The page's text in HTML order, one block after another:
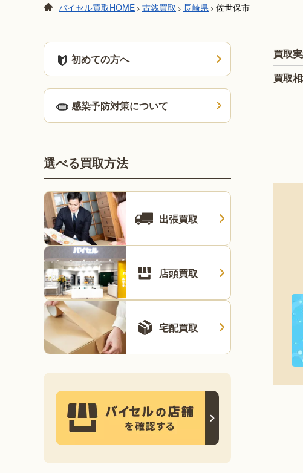
バイセル買取HOME > 古銭買取 > 長崎県 > 佐世保市
買取
買取
初めての方へ
感染予防対策について
選べる買取方法
出張買取
店頭買取
宅配買取